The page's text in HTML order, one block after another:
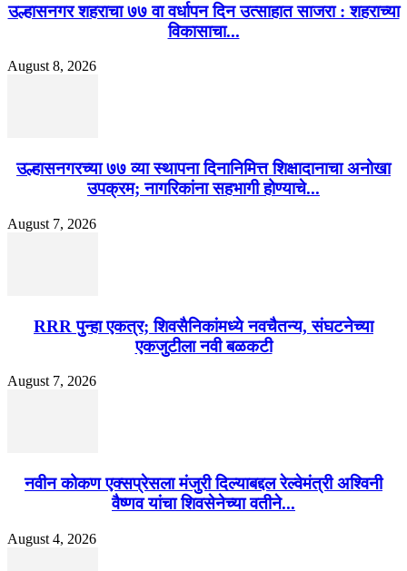
उल्हासनगर शहराचा ७७ वा वर्धापन दिन उत्साहात साजरा : शहराच्या
विकासाचा...
August 8, 2026
उल्हासनगरच्या ७७ व्या स्थापना दिनानिमित्त शिक्षादानाचा अनोखा
उपक्रम; नागरिकांना सहभागी होण्याचे...
August 7, 2026
RRR पुन्हा एकत्र; शिवसैनिकांमध्ये नवचैतन्य, संघटनेच्या
एकजुटीला नवी बळकटी
August 7, 2026
नवीन कोकण एक्सप्रेसला मंजुरी दिल्याबद्दल रेल्वेमंत्री अश्विनी
वैष्णव यांचा शिवसेनेच्या वतीने...
August 4, 2026